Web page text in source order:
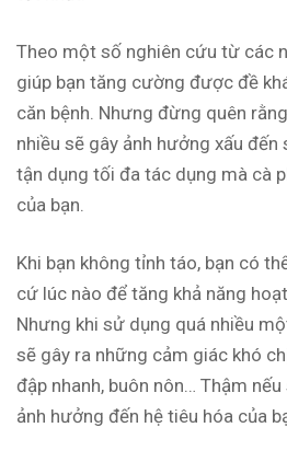
Theo một số nghiên cứu từ các
giúp bạn tăng cường được đề
căn bệnh. Nhưng đừng quên
nhiều sẽ gây ảnh hưởng xấu đến
tận dụng tối đa tác dụng mà cà
của bạn.
Khi bạn không tỉnh táo, bạn có
cứ lúc nào để tăng khả năng
Nhưng khi sử dụng quá nhiều
sẽ gây ra những cảm giác khó
đập nhanh, buôn nôn… Thậm
ảnh hưởng đến hệ tiêu hóa của